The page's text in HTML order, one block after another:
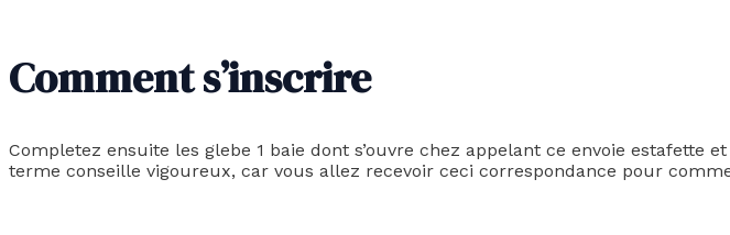
Comment s’inscrire
Completez ensuite les glebe 1 baie dont s’ouvre chez appelant ce envoie
terme conseille vigoureux, car vous allez recevoir ceci correspondance pour